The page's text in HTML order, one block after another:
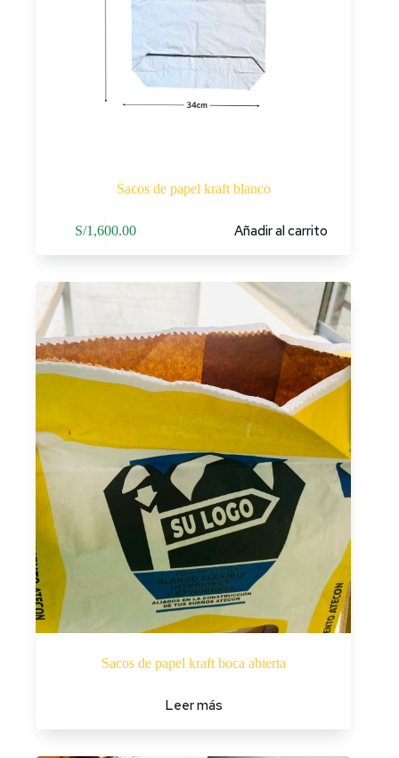
Sacos de papel kraft blanco
S/1,600.00 Añadir al carrito
Sacos de papel kraft boca abierta
Leer más